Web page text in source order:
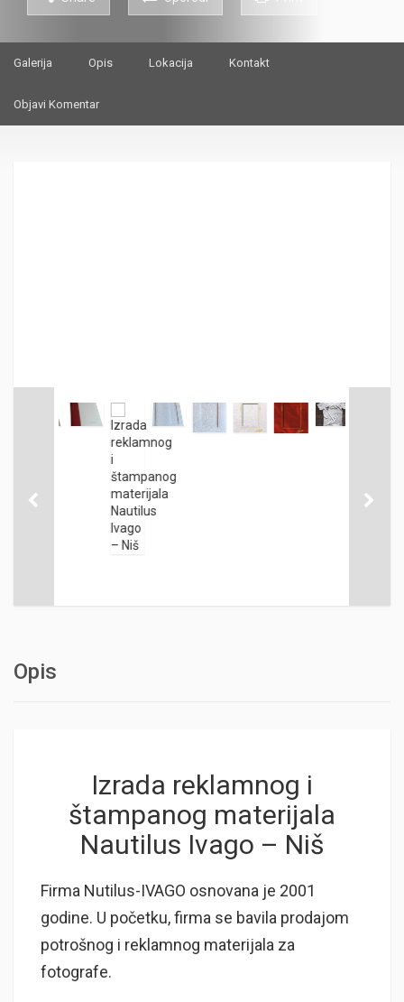
Galerija Opis Lokacija Kontakt
Objavi Komentar
Opis
Izrada reklamnog i
štampanog materijala
Nautilus Ivago – Niš
Firma Nutilus-IVAGO osnovana je 2001
godine. U početku, firma se bavila prodajom
potrošnog i reklamnog materijala za
fotografe.